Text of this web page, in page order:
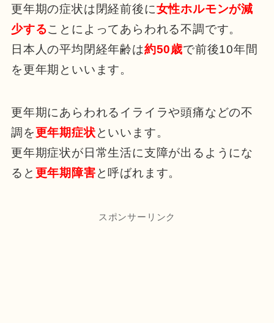
更年期の症状は閉経前後に女性ホルモンが減
少することによってあらわれる不調です。
日本人の平均閉経年齢は約50歳で前後10年間
を更年期といいます。
更年期にあらわれるイライラや頭痛などの不
調を更年期症状といいます。
更年期症状が日常生活に支障が出るようにな
ると 更年期障害と呼ばれます。
スポンサーリンク